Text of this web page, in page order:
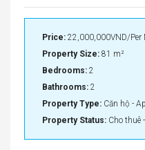
Price: 22,000,000VND/Per
Property Size: 81 m²
Bedrooms: 2
Bathrooms: 2
Property Type: Căn hộ -
Property Status: Cho thuê